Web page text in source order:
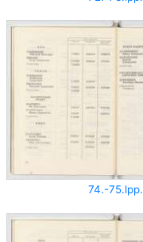
74.-75.lpp.